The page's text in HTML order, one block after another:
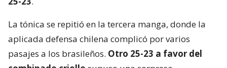
La tónica se repitió en la tercera manga, donde la
aplicada defensa chilena complicó por varios
pasajes a los brasileños. Otro 25-23 a favor del